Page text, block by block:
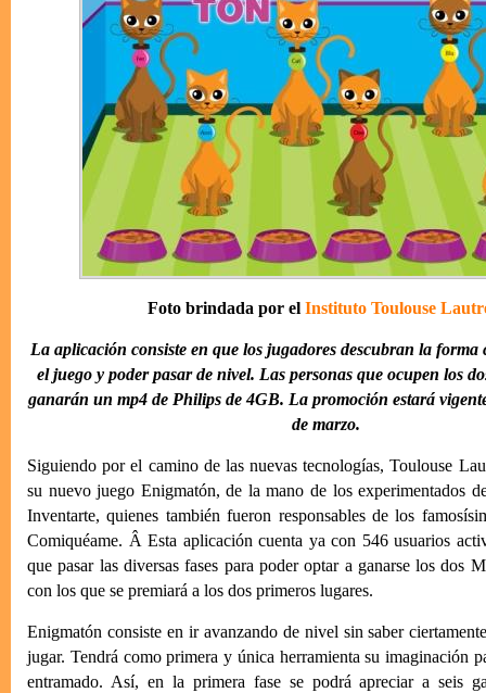
Foto brindada por el Instituto Toulouse
La aplicación consiste en que los jugadores descubran la forma
el juego y poder pasar de nivel. Las personas que ocupen los
ganarán un mp4 de Philips de 4GB. La promoción estará
de marzo.
Siguiendo por el camino de las nuevas tecnologías, Toulouse
su nuevo juego Enigmatón, de la mano de los experimentados
Inventarte, quienes también fueron responsables de los
Comiquéame. Â Esta aplicación cuenta ya con 546 usuarios
que pasar las diversas fases para poder optar a ganarse los dos
con los que se premiará a los dos primeros lugares.
Enigmatón consiste en ir avanzando de nivel sin saber
jugar. Tendrá como primera y única herramienta su imaginación
entramado. Así, en la primera fase se podrá apreciar a seis